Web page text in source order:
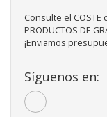
Consulte el COSTE
PRODUCTOS DE
¡Enviamos
Síguenos en: